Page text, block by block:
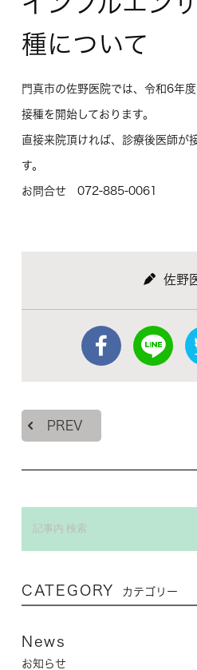
種について
門真市の佐野医院では、令和6年
接種を開始しております。
直接来院頂ければ、診療後医師が
す。
お問合せ 072-885-0061
佐野
PREV
CATEGORY カテゴリー
News
お知らせ